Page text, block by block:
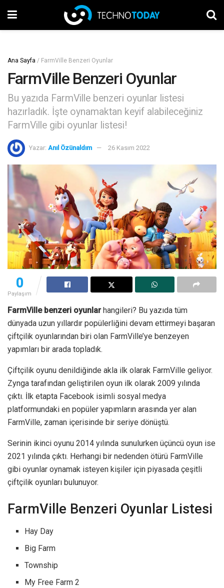
Ana Sayfa / FarmVille Benzeri Oyunlar
FarmVille Benzeri Oyunlar
Bu yazıda FarmVille benzeri oyunlar listesi
hazırladık. İşte oynamaktan keyif alabileceğiniz
FarmVille gibi oyunlar listesi!
Yazar: Anıl Özünaldım 26 Kasım 2022
0
Paylaşım
FarmVille benzeri oyunlarhangileri? Bu yazıda tüm
dünyada uzun yıllardır popülerliğini devam ettirmeyi başaran
çiftçilik oyunlarından biri olan FarmVille’ye benzeyen
yapımları bir arada topladık.
Çiftçilik oyunu denildiğinde akla ilk olarak FarmVille geliyor.
Zynga tarafından geliştirilen oyun ilk olarak 2009 yılında
çıktı. İlk etapta Facebook isimli sosyal medya
platformundaki en popüler yapımların arasında yer alan
FarmVille, zaman içerisinde bir seriye dönüştü.
Serinin ikinci oyunu 2014 yılında sunulurken üçüncü oyun ise
2021 yılında çıktı. Herhangi bir nedenden ötürü FarmVille
gibi oyunlar oynamak isteyen kişiler için piyasada çeşitli
çiftçilik oyunları bulunuyor.
FarmVille Benzeri Oyunlar Listesi
Hay Day
Big Farm
Township
My Free Farm 2